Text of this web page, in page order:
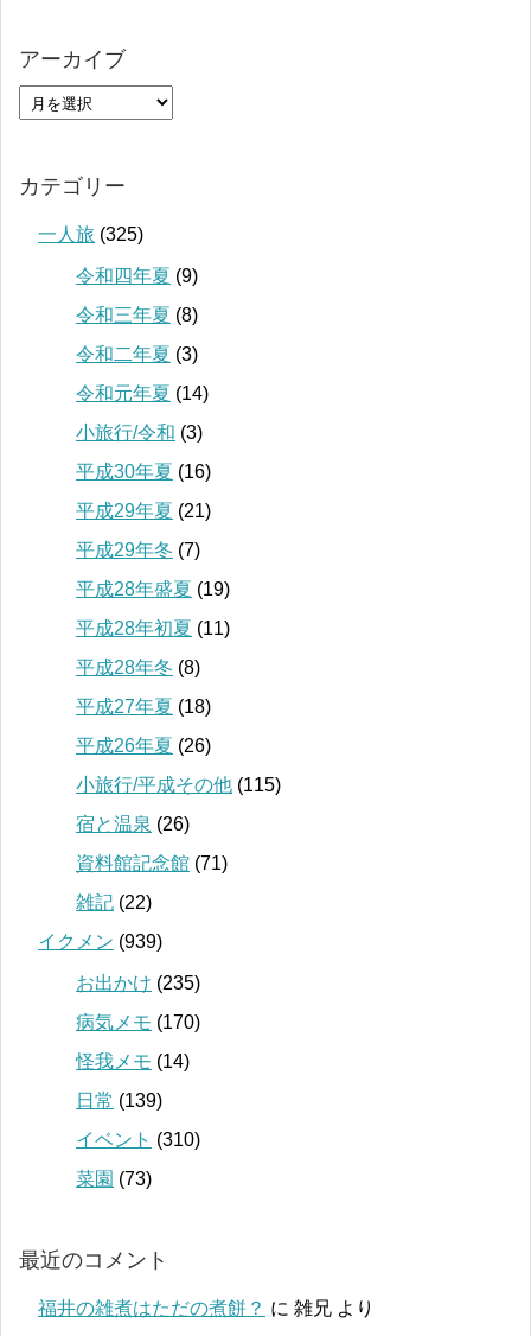
アーカイブ
カテゴリー
一人旅 (325)
令和四年夏 (9)
令和三年夏 (8)
令和二年夏 (3)
令和元年夏 (14)
小旅行/令和 (3)
平成30年夏 (16)
平成29年夏 (21)
平成29年冬 (7)
平成28年盛夏 (19)
平成28年初夏 (11)
平成28年冬 (8)
平成27年夏 (18)
平成26年夏 (26)
小旅行/平成その他 (115)
宿と温泉 (26)
資料館記念館 (71)
雑記 (22)
イクメン (939)
お出かけ (235)
病気メモ (170)
怪我メモ (14)
日常 (139)
イベント (310)
菜園 (73)
最近のコメント
福井の雑煮はただの煮餅？ に 雑兄 より